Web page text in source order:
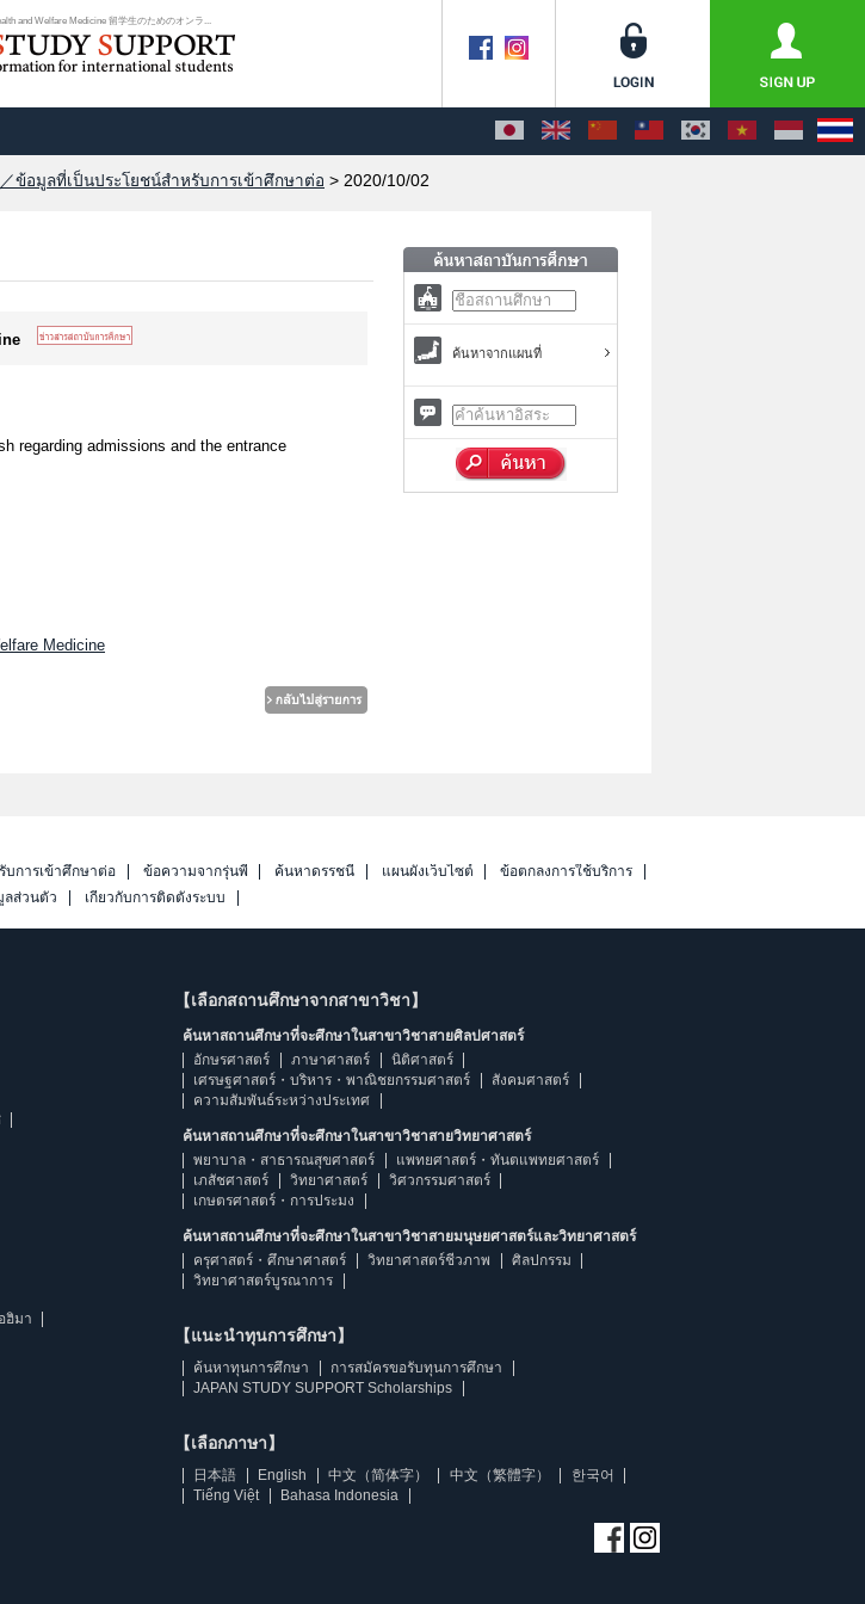
and Welfare Medicine 留学生のためのオンラ...
ข้อมูลที่เป็นประโยชน์สำหรับการเข้าศึกษาต่อ > 2020/10/02
regarding admissions and the entrance
Medicine
ค้นหาจากแผนที่
บการเข้าศึกษาต่อ ข้อความจากรุ่นพี่ ค้นหาดรรชนี แผนผังเว็บไซต์
ข้อตกลงการใช้บริการ
ลส่วนตัว
เกี่ยวกับการติดตั้งระบบ
ฮิมา
【เลือกสถานศึกษาจากสาขาวิชา】
ค้นหาสถานศึกษาที่จะศึกษาในสาขาวิชาสายศิลปศาสตร์
อักษรศาสตร์
ภาษาศาสตร์
นิติศาสตร์
เศรษฐศาสตร์・บริหาร・พาณิชยกรรมศาสตร์
สังคมศาสตร์
ความสัมพันธ์ระหว่างประเทศ
ค้นหาสถานศึกษาที่จะศึกษาในสาขาวิชาสายวิทยาศาสตร์
พยาบาล・สาธารณสุขศาสตร์
แพทยศาสตร์・ทันตแพทยศาสตร์
เภสัชศาสตร์
วิทยาศาสตร์
วิศวกรรมศาสตร์
เกษตรศาสตร์・การประมง
ค้นหาสถานศึกษาที่จะศึกษาในสาขาวิชาสายมนุษยศาสตร์และวิทยาศาสตร์
ครุศาสตร์・ศึกษาศาสตร์
วิทยาศาสตร์ชีวภาพ
ศิลปกรรม
วิทยาศาสตร์บูรณาการ
【แนะนำทุนการศึกษา】
ค้นหาทุนการศึกษา
การสมัครขอรับทุนการศึกษา
JAPAN STUDY SUPPORT Scholarships
【เลือกภาษา】
日本語 English 中文（简体字） 中文（繁體字）
한국어
Tiếng Việt
Bahasa Indonesia